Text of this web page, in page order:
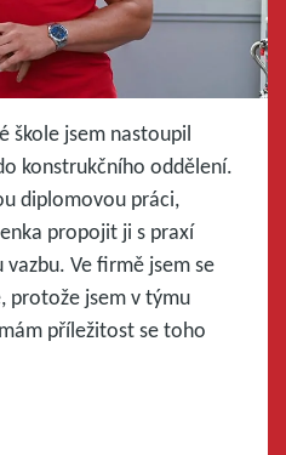
škole jsem nastoupil
konstrukčního oddělení.
diplomovou práci,
propojit ji s praxí
Ve firmě jsem se
protože jsem v týmu
příležitost se toho